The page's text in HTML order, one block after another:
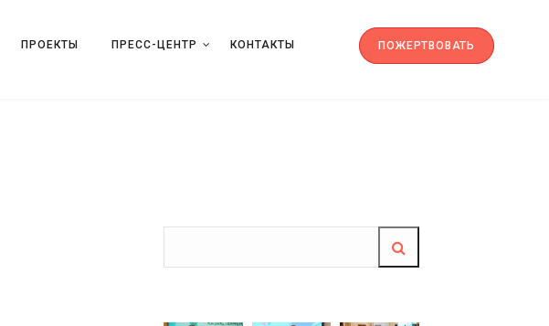
ПРОЕКТЫ ПРЕСС-ЦЕНТР КОНТАКТЫ ПОЖЕРТВОВАТЬ